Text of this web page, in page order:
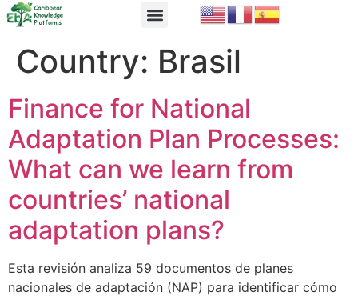
Country: Brasil
Finance for National
Adaptation Plan Processes:
What can we learn from
countries’ national
adaptation plans?
Esta revisión analiza 59 documentos de planes
nacionales de adaptación (NAP) para identificar cómo